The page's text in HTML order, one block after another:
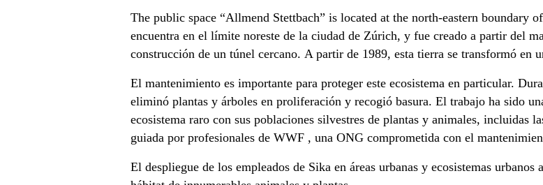
The public space “Allmend Stettbach” is located at the north-eastern boundary
encuentra en el límite noreste de la ciudad de Zúrich, y fue creado a partir del
construcción de un túnel cercano. A partir de 1989, esta tierra se transformó en
El mantenimiento es importante para proteger este ecosistema en particular.
eliminó plantas y árboles en proliferación y recogió basura. El trabajo ha sido
ecosistema raro con sus poblaciones silvestres de plantas y animales, incluidas
guiada por profesionales de WWF , una ONG comprometida con el
El despliegue de los empleados de Sika en áreas urbanas y ecosistemas